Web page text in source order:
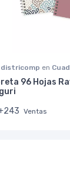
districomp en
96 Hojas
Ventas